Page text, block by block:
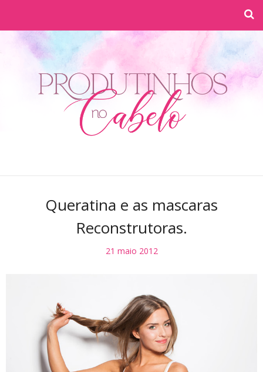
Queratina e as mascaras
Reconstrutoras.
21 maio 2012